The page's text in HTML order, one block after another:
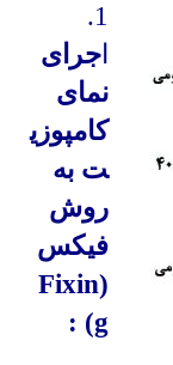
1.
جرای
نمای
کامپوزی
ت به
روش
فیکس
(Fixin
g) :